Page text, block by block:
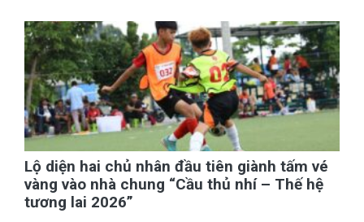
Lộ diện hai chủ nhân đầu tiên giành tấm vé
vàng vào nhà chung “Cầu thủ nhí – Thế hệ
tương lai 2026”